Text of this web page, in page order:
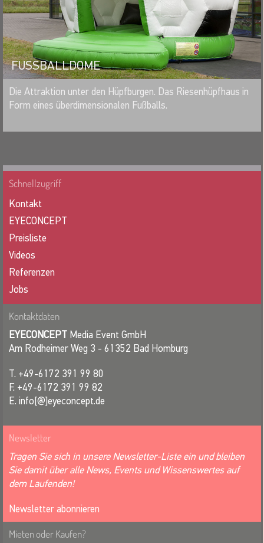
FUSSBALLDOME
MERKEN
Die Attraktion unter den Hüpfburgen. Das Riesenhüpfhaus in
Form eines überdimensionalen Fußballs.
Schnellzugriff
Kontakt
EYECONCEPT
Preisliste
Videos
Referenzen
Jobs
Kontaktdaten
EYECONCEPT Media Event GmbH
Am Rodheimer Weg 3 - 61352 Bad Homburg
T. +49-6172 391 99 80
F. +49-6172 391 99 82
E. info[@]eyeconcept.de
Newsletter
Tragen Sie sich in unsere Newsletter-Liste ein und bleiben
Sie damit über alle News, Events und Wissenswertes auf
dem Laufenden!
Newsletter abonnieren
Mieten oder Kaufen?